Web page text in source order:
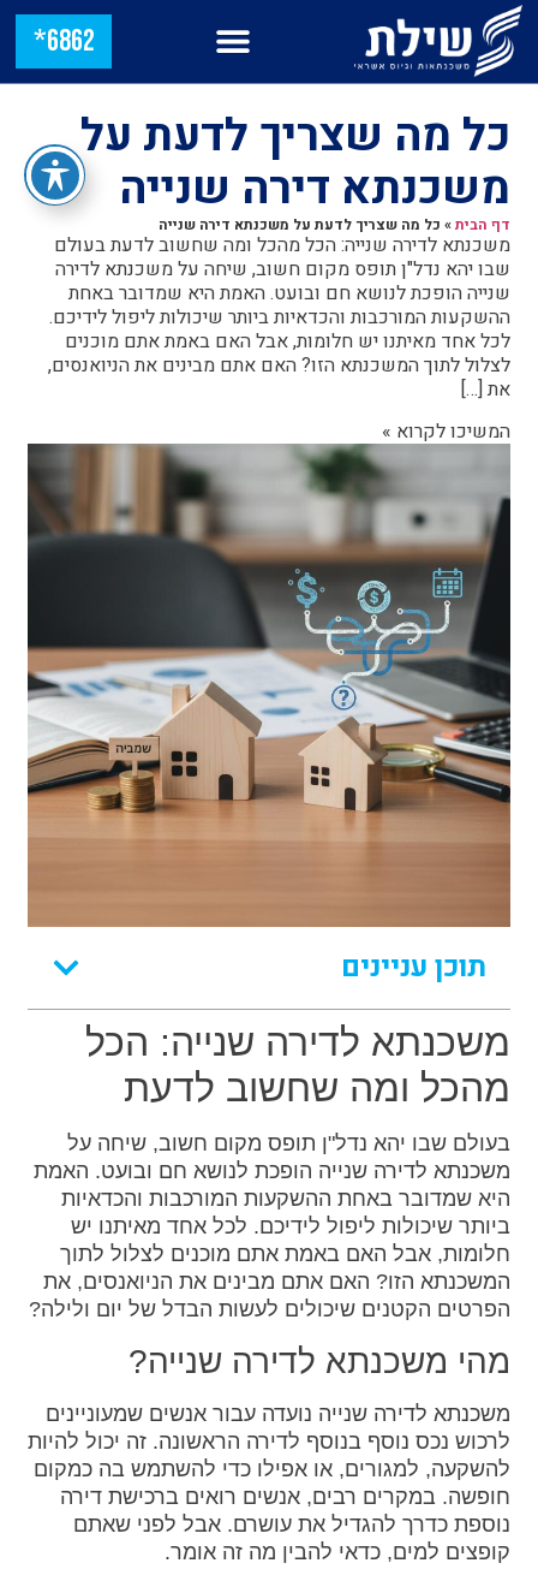
6862*
כל מה שצריך לדעת על
משכנתא דירה שנייה
דף הבית» כל מה שצריך לדעת על משכנתא דירה שנייה
משכנתא לדירה שנייה: הכל מהכל ומה שחשוב לדעת בעולם
שבו יהא נדל"ן תופס מקום חשוב, שיחה על משכנתא לדירה
שנייה הופכת לנושא חם ובועט. האמת היא שמדובר באחת
ההשקעות המורכבות והכדאיות ביותר שיכולות ליפול לידיכם.
לכל אחד מאיתנו יש חלומות, אבל האם באמת אתם מוכנים
לצלול לתוך המשכנתא הזו? האם אתם מבינים את הניואנסים,
את […]
המשיכו לקרוא »
תוכן עניינים
משכנתא לדירה שנייה: הכל
מהכל ומה שחשוב לדעת
בעולם שבו יהא נדל"ן תופס מקום חשוב, שיחה על
משכנתא לדירה שנייה הופכת לנושא חם ובועט. האמת
היא שמדובר באחת ההשקעות המורכבות והכדאיות
ביותר שיכולות ליפול לידיכם. לכל אחד מאיתנו יש
חלומות, אבל האם באמת אתם מוכנים לצלול לתוך
המשכנתא הזו? האם אתם מבינים את הניואנסים, את
הפרטים הקטנים שיכולים לעשות הבדל של יום ולילה?
מהי משכנתא לדירה שנייה?
משכנתא לדירה שנייה נועדה עבור אנשים שמעוניינים
לרכוש נכס נוסף בנוסף לדירה הראשונה. זה יכול להיות
להשקעה, למגורים, או אפילו כדי להשתמש בה כמקום
חופשה. במקרים רבים, אנשים רואים ברכישת דירה
נוספת כדרך להגדיל את עושרם. אבל לפני שאתם
קופצים למים, כדאי להבין מה זה אומר.